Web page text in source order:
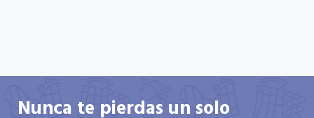
Nunca te pierdas un solo